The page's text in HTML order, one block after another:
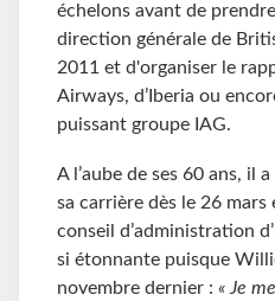
échelons avant de
direction générale de
2011 et d'organiser le
Airways, d’Iberia ou
puissant groupe IAG.
A l’aube de ses 60 ans, il
sa carrière dès le 26
conseil d’administration
si étonnante puisque
novembre dernier : « Je